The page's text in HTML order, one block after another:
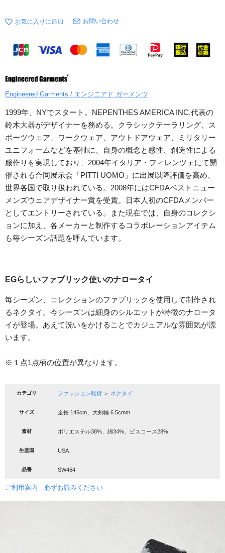
お問い合わせ
Engineered Garments / エンジニアド ガーメンツ
1999年、NYでスタート。NEPENTHES AMERICA INC.代表の
鈴木大器がデザイナーを務める。クラシックテーラリング、ス
ポーツウェア、ワークウェア、アウトドアウェア、ミリタリー
ユニフォームなどを基軸に、自身の概念と感性、創造性による
服作りを実現しており、2004年イタリア・フィレンツェにて開
催される合同展示会「PITTI UOMO」に出展以降評価を高め、
世界各国で取り扱われている。2008年にはCFDAベストニュー
メンズウェアデザイナー賞を受賞。日本人初のCFDAメンバー
としてエントリーされている。また現在では、自身のコレクシ
ョンに加え、各メーカーと制作するコラボレーションアイテム
も毎シーズン話題を呼んでいます。
EGらしいファブリック使いのナロータイ
毎シーズン、コレクションのファブリックを使用して制作され
るネクタイ。今シーズンは細身のシルエットが特徴のナロータ
イが登場。あえて洗いをかけることでカジュアルな雰囲気が漂
います。
※１点1点柄の位置が異なります。
カテゴリ ファッション雑貨 ＞ ネクタイ
サイズ 全長 146cm、大剣幅 6.5cmm
素材 ポリエステル38%、綿34%、ビスコース28%
生産国 USA
品番 SW464
ご利用案内 必ずお読みください